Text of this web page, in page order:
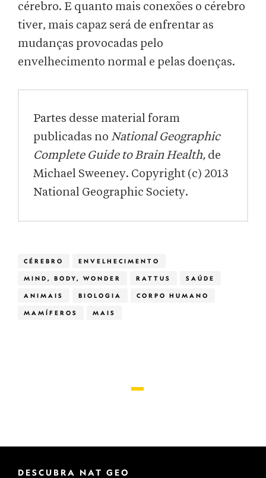
cérebro. E quanto mais conexões o cérebro
tiver, mais capaz será de enfrentar as
mudanças provocadas pelo
envelhecimento normal e pelas doenças.
Partes desse material foram
publicadas no National Geographic
Complete Guide to Brain Health, de
Michael Sweeney. Copyright (c) 2013
National Geographic Society.
CÉREBRO ENVELHECIMENTO
MIND, BODY, WONDER RATTUS SAÚDE
ANIMAIS BIOLOGIA CORPO HUMANO
MAMÍFEROS MAIS
DESCUBRA NAT GEO